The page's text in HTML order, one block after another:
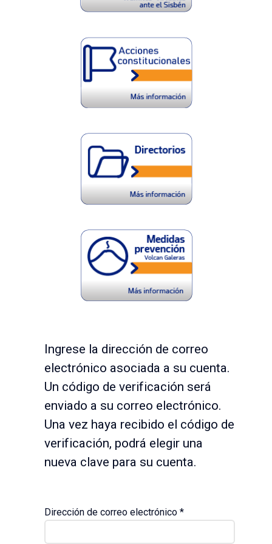
Ingrese la dirección de correo
electrónico asociada a su cuenta.
Un código de verificación será
enviado a su correo electrónico.
Una vez haya recibido el código de
verificación, podrá elegir una
nueva clave para su cuenta.
Dirección de correo electrónico *